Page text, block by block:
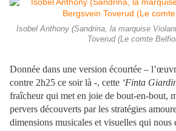
Isobel Anthony (Sandrina, la marquise
Toverud (Le comte
Donnée dans une version écourtée –
contre 2h25 ce soir là -, cette ‘Finta
fraîcheur qui met en joie de bout-en-bout,
pervers découverts par les stratégies
dimensions musicales et visuelles qui nous